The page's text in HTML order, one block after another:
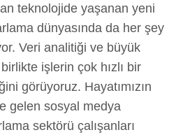
teknolojide yaşanan yeni
dünyasında da her şey
Veri analitiği ve büyük
işlerin çok hızlı bir
görüyoruz. Hayatımızın
gelen sosyal medya
sektörü çalışanları